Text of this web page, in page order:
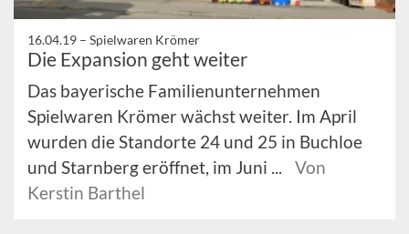
16.04.19 – Spielwaren Krömer
Die Expansion geht weiter
Das bayerische Familienunternehmen
Spielwaren Krömer wächst weiter. Im April
wurden die Standorte 24 und 25 in Buchloe
und Starnberg eröffnet, im Juni ...
Von
Kerstin Barthel